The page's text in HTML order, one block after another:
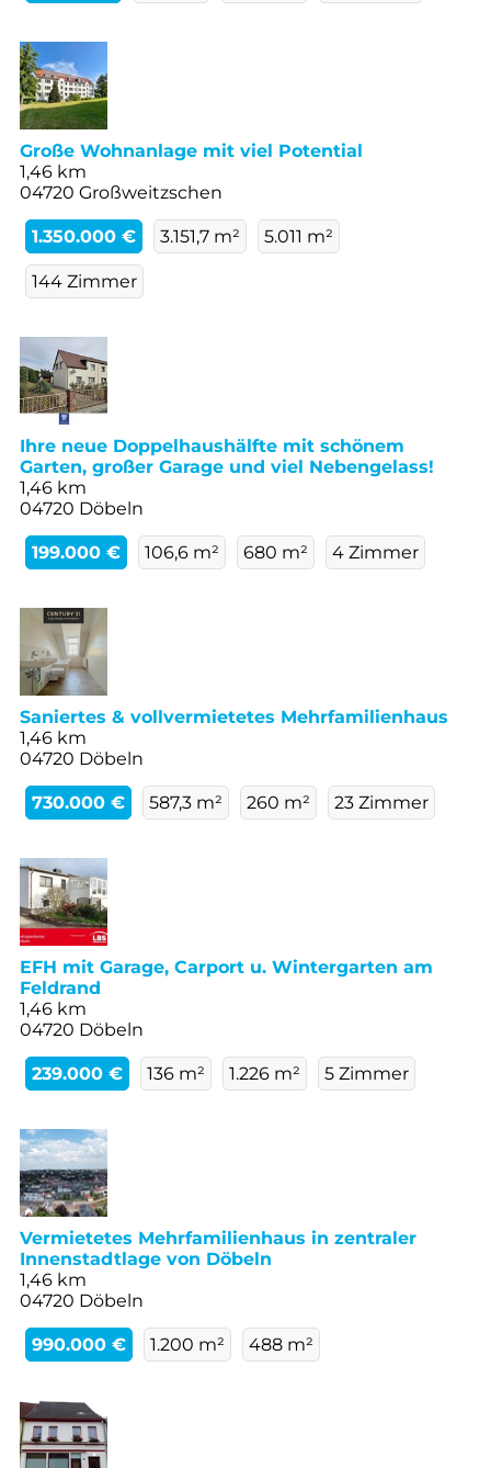
Große Wohnanlage mit viel Potential
1,46 km
04720 Großweitzschen
1.350.000 € 3.151,7 m² 5.011 m²
144 Zimmer
Ihre neue Doppelhaushälfte mit schönem
Garten, großer Garage und viel Nebengelass!
1,46 km
04720 Döbeln
199.000 € 106,6 m² 680 m² 4 Zimmer
Saniertes & vollvermietetes Mehrfamilienhaus
1,46 km
04720 Döbeln
730.000 € 587,3 m² 260 m² 23 Zimmer
EFH mit Garage, Carport u. Wintergarten am
Feldrand
1,46 km
04720 Döbeln
239.000 € 136 m² 1.226 m² 5 Zimmer
Vermietetes Mehrfamilienhaus in zentraler
Innenstadtlage von Döbeln
1,46 km
04720 Döbeln
990.000 € 1.200 m² 488 m²